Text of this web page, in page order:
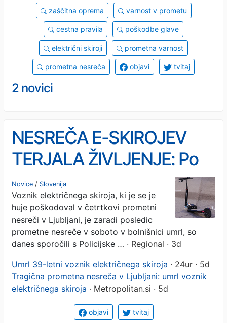
zaščitna oprema varnost v prometu
cestna pravila poškodbe glave
električni skiroji prometna varnost
prometna nesreča objavi tvitaj
2 novici
NESREČA E-SKIROJEV
TERJALA ŽIVLJENJE: Po
dveh dneh je v bolnišnici
podlegel poškodbam
Novice / Slovenija
Voznik električnega skiroja, ki je se je
huje poškodoval v četrtkovi prometni
nesreči v Ljubljani, je zaradi posledic
prometne nesreče v soboto v bolnišnici umrl, so
danes sporočili s Policijske … · Regional · 3d
Umrl 39-letni voznik električnega skiroja · 24ur · 5d
Tragična prometna nesreča v Ljubljani: umrl voznik
električnega skiroja · Metropolitan.si · 5d
objavi tvitaj